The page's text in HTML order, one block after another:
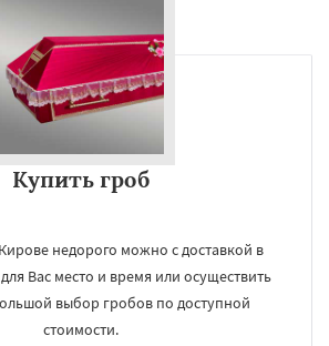
Купить гроб
недорого можно с доставкой в
Вас место и время или осуществить
выбор гробов по доступной
стоимости.